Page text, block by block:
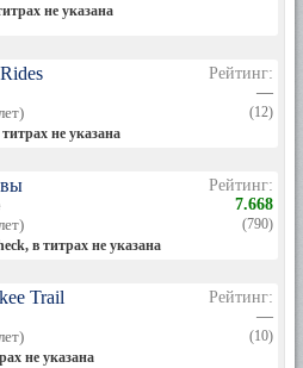
не указана
не указана
Рейтинг:
—
(12)
в титрах не указана
Рейтинг:
7.668
(790)
Trail
не указана
Рейтинг:
—
(10)